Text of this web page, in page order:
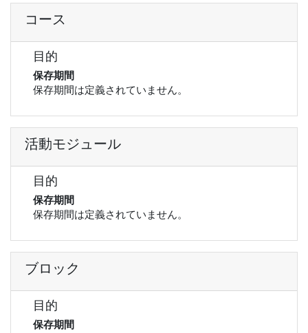
コース
目的
保存期間
保存期間は定義されていません。
活動モジュール
目的
保存期間
保存期間は定義されていません。
ブロック
目的
保存期間